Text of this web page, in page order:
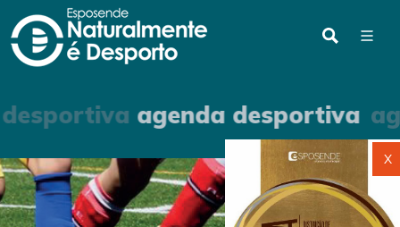
X
agenda desportiva